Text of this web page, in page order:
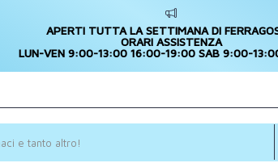
APERTI TUTTA LA SETTIMANA DI
ORARI ASSISTENZA
LUN-VEN 9:00-13:00 16:00-19:00 SAB 9:00-